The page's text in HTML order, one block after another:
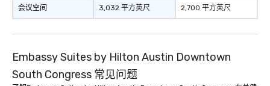
会议空间 3,032 平方英尺 2,700 平方英尺
Embassy Suites by Hilton Austin Downtown
South Congress 常见问题